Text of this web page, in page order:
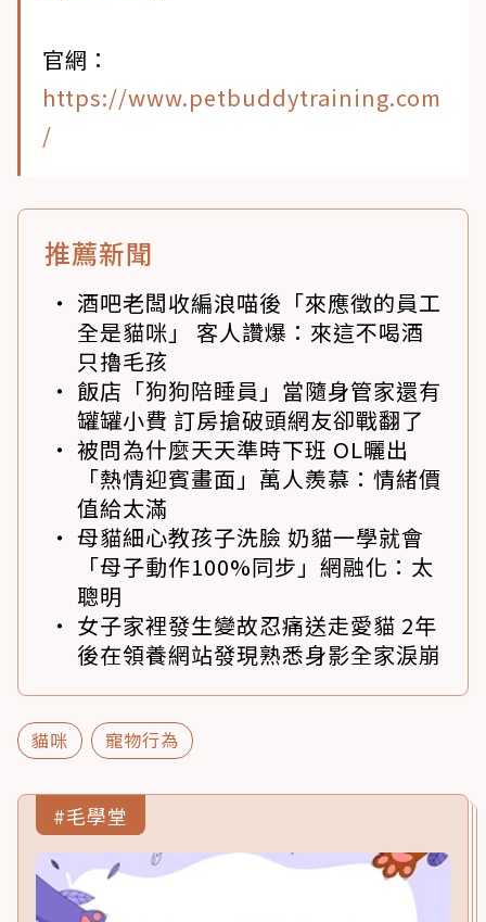
官網：
https://www.petbuddytraining.com
/
推薦新聞
酒吧老闆收編浪喵後「來應徵的員工
全是貓咪」 客人讚爆：來這不喝酒
只擼毛孩
飯店「狗狗陪睡員」當隨身管家還有
罐罐小費 訂房搶破頭網友卻戰翻了
被問為什麼天天準時下班 OL曬出
「熱情迎賓畫面」萬人羨慕：情緒價
值給太滿
母貓細心教孩子洗臉 奶貓一學就會
「母子動作100%同步」網融化：太
聰明
女子家裡發生變故忍痛送走愛貓 2年
後在領養網站發現熟悉身影全家淚崩
貓咪 寵物行為
#毛學堂